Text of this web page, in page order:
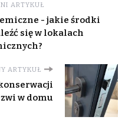
ARTYKUŁ
- jakie środki
się w lokalach
ARTYKUŁ
w domu